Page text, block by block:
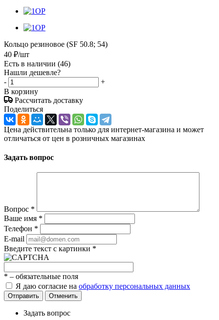
Кольцо резиновое (SF 50.8; 54)
40 ₽/шт
Есть в наличии (46)
Нашли дешевле?
-
+
В корзину
Рассчитать доставку
Поделиться
Цена действительна только для интернет-магазина и может
отличаться от цен в розничных магазинах
Задать вопрос
Вопрос *
Ваше имя *
Телефон *
E-mail
Введите текст с картинки *
* – обязательные поля
Я даю согласие на обработку персональных данных
Отправить Отменить
Задать вопрос